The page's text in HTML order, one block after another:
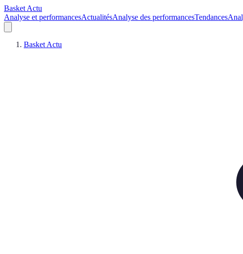
Basket Actu
Analyse et performancesActualitésAnalyse des performancesTendances
Basket Actu